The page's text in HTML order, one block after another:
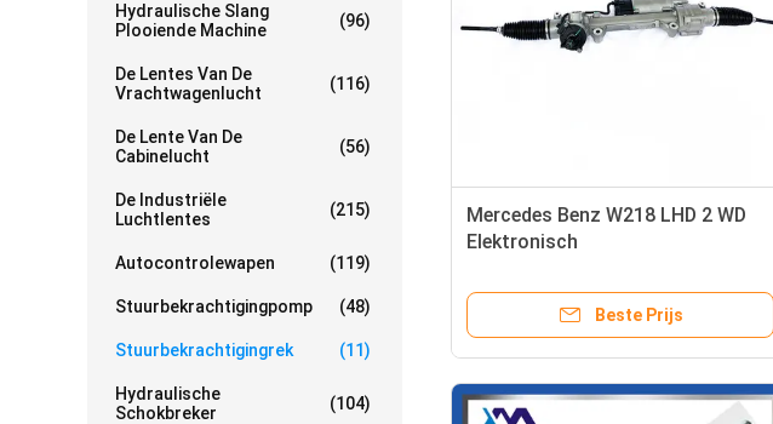
Hydraulische Slang
Plooiende Machine
(96)
De Lentes Van De
Vrachtwagenlucht
(116)
De Lente Van De
Cabinelucht
(56)
De Industriële
Luchtlentes
(215)
Autocontrolewapen (119)
Stuurbekrachtigingpomp (48)
Stuurbekrachtigingrek (11)
Hydraulische
Schokbreker
(104)
Mercedes Benz W218 LHD 2 WD
Elektronisch
2184605600
Beste Prijs